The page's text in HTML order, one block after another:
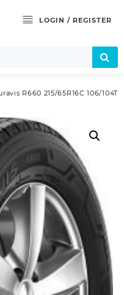
LOGIN / REGISTER
R660 215/65R16C 106/104T